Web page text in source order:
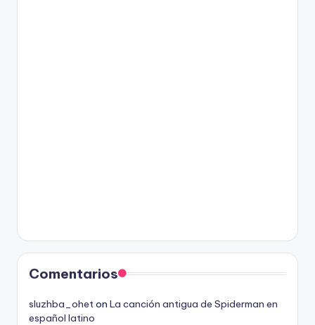
Comentarios
sluzhba_ohet on La canción antigua de Spiderman en
español latino